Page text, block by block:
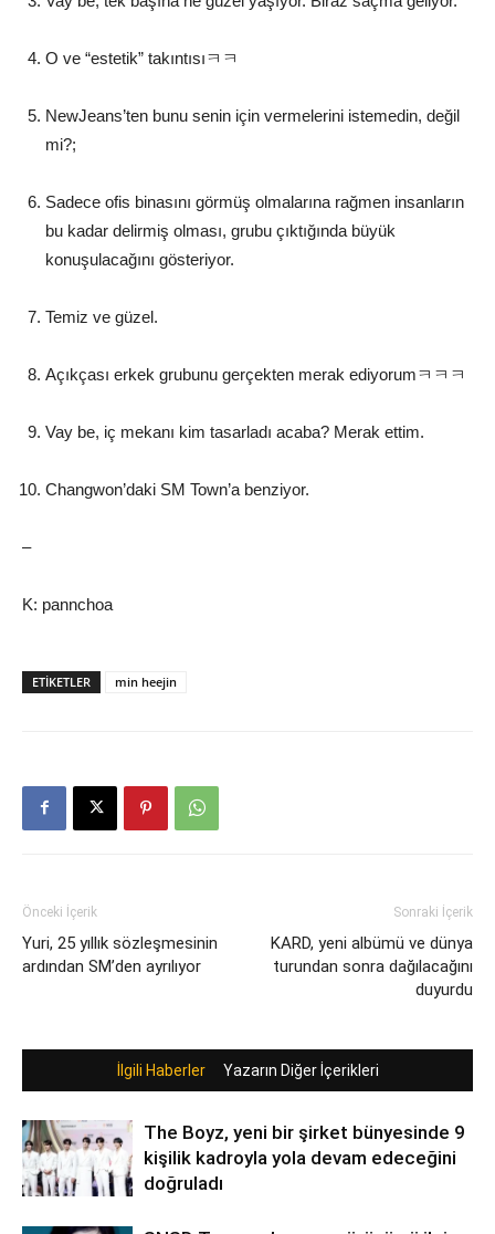
O ve “estetik” takıntısıㅋㅋ
NewJeans’ten bunu senin için vermelerini istemedin, değil
mi?;
Sadece ofis binasını görmüş olmalarına rağmen insanların
bu kadar delirmiş olması, grubu çıktığında büyük
konuşulacağını gösteriyor.
Temiz ve güzel.
Açıkçası erkek grubunu gerçekten merak ediyorumㅋㅋㅋ
Vay be, iç mekanı kim tasarladı acaba? Merak ettim.
Changwon’daki SM Town’a benziyor.
–
K: pannchoa
ETIKETLER min heejin
Önceki İçerik
Yuri, 25 yıllık sözleşmesinin
ardından SM’den ayrılıyor
Sonraki İçerik
KARD, yeni albümü ve dünya
turundan sonra dağılacağını
duyurdu
İlgili Haberler Yazarın Diğer İçerikleri
The Boyz, yeni bir şirket bünyesinde 9
kişilik kadroyla yola devam edeceğini
doğruladı